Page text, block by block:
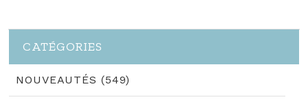
CATÉGORIES
NOUVEAUTÉS (549)